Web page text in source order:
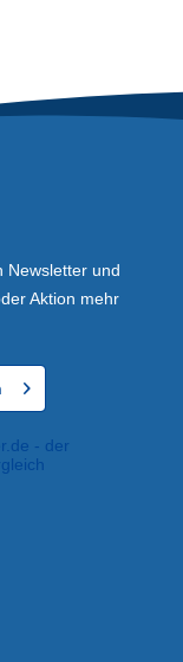
Newsletter und
Aktion mehr